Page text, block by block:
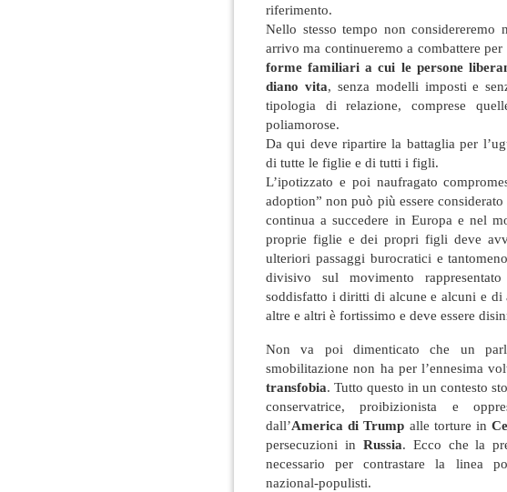
riferimento.
Nello stesso tempo non considereremo
arrivo ma continueremo a combattere
forme familiari a cui le persone
diano vita, senza modelli imposti e
tipologia di relazione, comprese
poliamorose.
Da qui deve ripartire la battaglia per
di tutte le figlie e di tutti i figli.
L’ipotizzato e poi naufragato
adoption” non può più essere
continua a succedere in Europa e nel
proprie figlie e dei propri figli deve
ulteriori passaggi burocratici e
divisivo sul movimento
soddisfatto i diritti di alcune e alcuni e
altre e altri è fortissimo e deve essere
Non va poi dimenticato che un
smobilitazione non ha per l’ennesima
transfobia. Tutto questo in un contesto
conservatrice, proibizionista e
dall’America di Trump alle torture in
persecuzioni in Russia. Ecco che la
necessario per contrastare la linea
nazional-populisti.